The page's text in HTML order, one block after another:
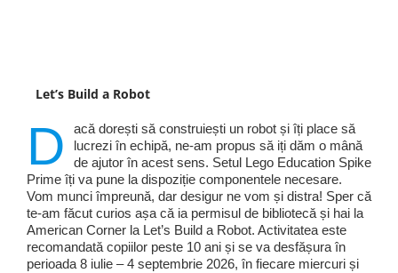
Let’s Build a Robot
D
acă dorești să construiești un robot și îți place să
lucrezi în echipă, ne-am propus să iți dăm o mână
de ajutor în acest sens. Setul Lego Education Spike
Prime îți va pune la dispoziție componentele necesare.
Vom munci împreună, dar desigur ne vom și distra! Sper că
te-am făcut curios așa că ia permisul de bibliotecă și hai la
American Corner la Let’s Build a Robot. Activitatea este
recomandată copiilor peste 10 ani și se va desfășura în
perioada 8 iulie – 4 septembrie 2026, în fiecare miercuri și